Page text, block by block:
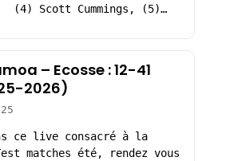
(4) Scott Cummings, (5)…
– Ecosse : 12-41
2026)
ce live consacré à la
matches été, rendez vous